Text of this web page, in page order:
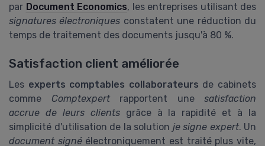
par Document Economics, les entreprises utilisant des
signatures électroniques constatent une réduction du
temps de traitement des documents jusqu'à 80 %.
Satisfaction client améliorée
Les experts comptables collaborateurs de cabinets
comme Comptexpertrapportent une satisfaction
accrue de leurs clientsgrâce à la rapidité et à la
simplicité d'utilisation de la solution je signe expert. Un
document signéélectroniquement est traité plus vite,